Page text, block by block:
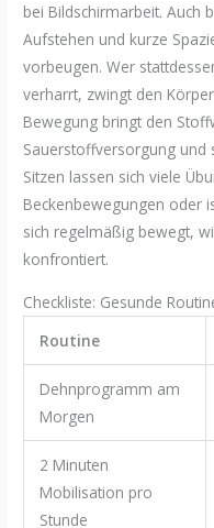
bei Bildschirmarbeit. Auch
Aufstehen und kurze
vorbeugen. Wer
verharrt, zwingt den
Bewegung bringt den
Sauerstoffversorgung und
Sitzen lassen sich viele
Beckenbewegungen oder
sich regelmäßig bewegt,
konfrontiert.
Checkliste: Gesunde
Routine
Dehnprogramm am
Morgen
2 Minuten
Mobilisation pro
Stunde